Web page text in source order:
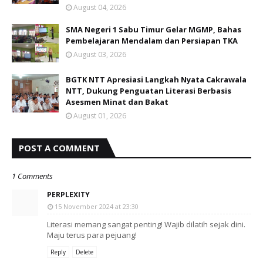
August 04, 2026
SMA Negeri 1 Sabu Timur Gelar MGMP, Bahas
Pembelajaran Mendalam dan Persiapan TKA
August 03, 2026
BGTK NTT Apresiasi Langkah Nyata Cakrawala
NTT, Dukung Penguatan Literasi Berbasis
Asesmen Minat dan Bakat
August 01, 2026
POST A COMMENT
1 Comments
PERPLEXITY
15 November 2024 at 23:30
Literasi memang sangat penting! Wajib dilatih sejak dini.
Maju terus para pejuang!
Reply Delete